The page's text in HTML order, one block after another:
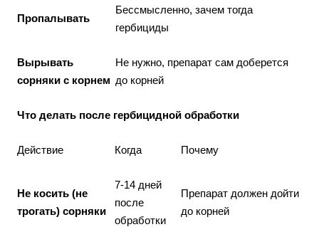
Пропалывать
Бессмысленно, зачем тогда
гербициды
Вырывать
сорняки с корнем
Не нужно, препарат сам доберется
до корней
Что делать после гербицидной обработки
Действие Когда Почему
Не косить (не
трогать) сорняки
7-14 дней
после
обработки
Препарат должен дойти
до корней